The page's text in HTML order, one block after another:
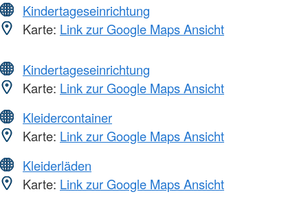
Kindertageseinrichtung
Karte: Link zur Google Maps Ansicht
Kindertageseinrichtung
Karte: Link zur Google Maps Ansicht
Kleidercontainer
Karte: Link zur Google Maps Ansicht
Kleiderläden
Karte: Link zur Google Maps Ansicht